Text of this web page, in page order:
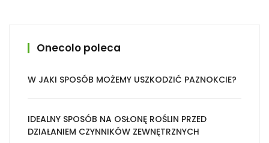
Onecolo poleca
W JAKI SPOSÓB MOŻEMY USZKODZIĆ PAZNOKCIE?
IDEALNY SPOSÓB NA OSŁONĘ ROŚLIN PRZED
DZIAŁANIEM CZYNNIKÓW ZEWNĘTRZNYCH